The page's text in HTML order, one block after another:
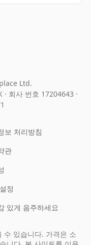
Ltd.
· 회사 번호 17204643 ·
보 처리방침
관
정
있게 음주하세요
수 있습니다. 가격은 소